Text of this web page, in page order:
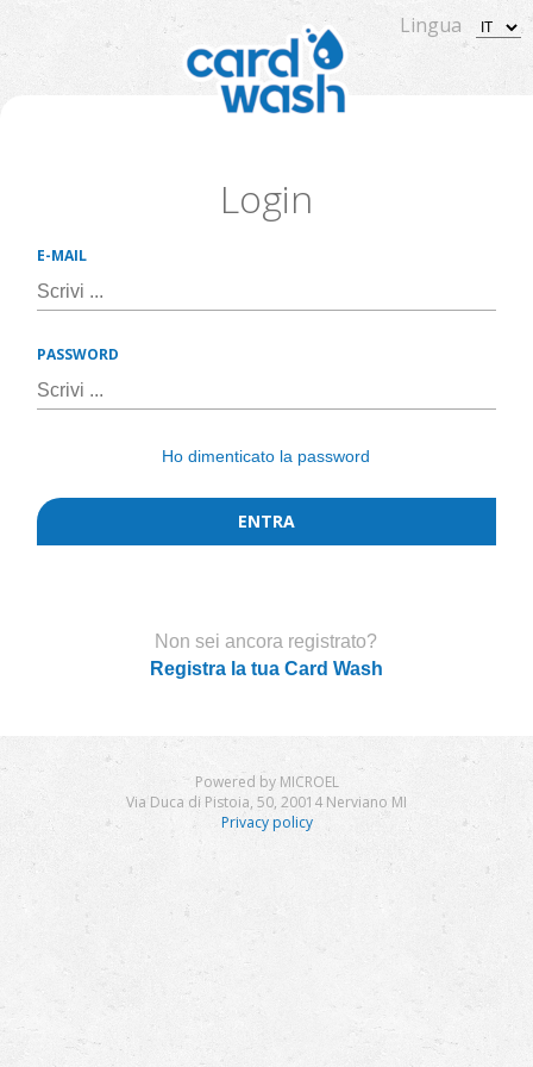
Login
E-MAIL
PASSWORD
Ho dimenticato la password
ENTRA
Non sei ancora registrato?
Registra la tua Card Wash
Lingua
Powered by MICROEL
Via Duca di Pistoia, 50, 20014 Nerviano MI
Privacy policy